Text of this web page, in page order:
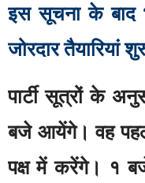
इस सूचना के बाद
जोरदार तैयारियां
पार्टी सूत्रों के
बजे आयेंगे। वह
पक्ष में करेंगे। १